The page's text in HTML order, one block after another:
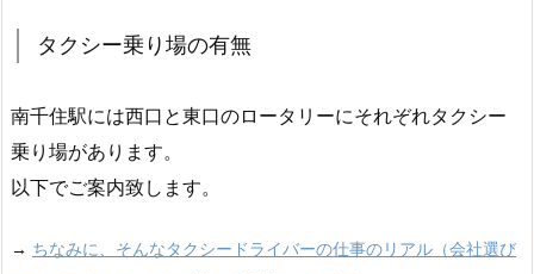
タクシー乗り場の有無
南千住駅には西口と東口のロータリーにそれぞれタクシー
乗り場があります。
以下でご案内致します。
→ ちなみに、そんなタクシードライバーの仕事のリアル（会社選び